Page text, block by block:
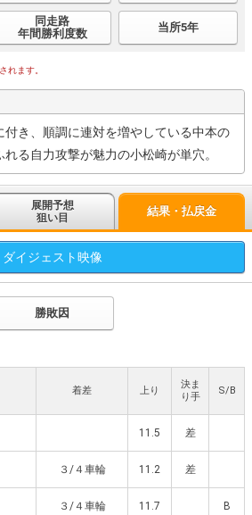
同走路
年間勝利度数
当所5年
れます。
き、順調に連対を増やしている中本の
る自力攻撃が魅力の小松崎が単穴。
展開予想
狙い目
結果・払戻金
ダイジェスト映像
勝敗因
着差 上り
決ま
り手
S/B
11.5 差
３/４車輪 11.2 差
３/４車輪 11.7 B